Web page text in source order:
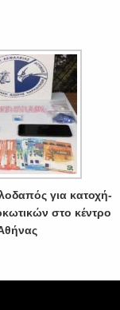
για κατοχή-
στο κέντρο